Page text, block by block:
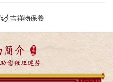
吉祥物保養
簡介
您催旺運勢